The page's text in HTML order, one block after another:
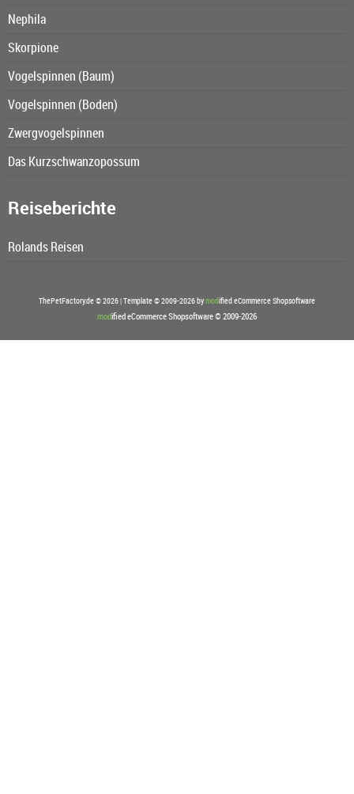
Nephila
Skorpione
Vogelspinnen (Baum)
Vogelspinnen (Boden)
Zwergvogelspinnen
Das Kurzschwanzopossum
Reiseberichte
Rolands Reisen
ThePetFactory.de © 2026 | Template © 2009-2026 bymodified eCommerce Shopsoftware
modified eCommerce Shopsoftware © 2009-2026